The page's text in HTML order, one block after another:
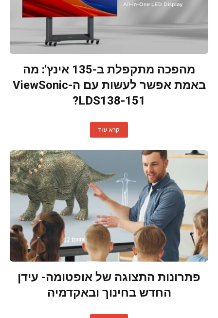
מהפכה מתקפלת ב-135 אינץ': מה
באמת אפשר לעשות עם ה-ViewSonic
LDS138-151?
קרא עוד
פתרונות התצוגה של אופטומה- עידן
החדש בחינוך ובאקדמיה